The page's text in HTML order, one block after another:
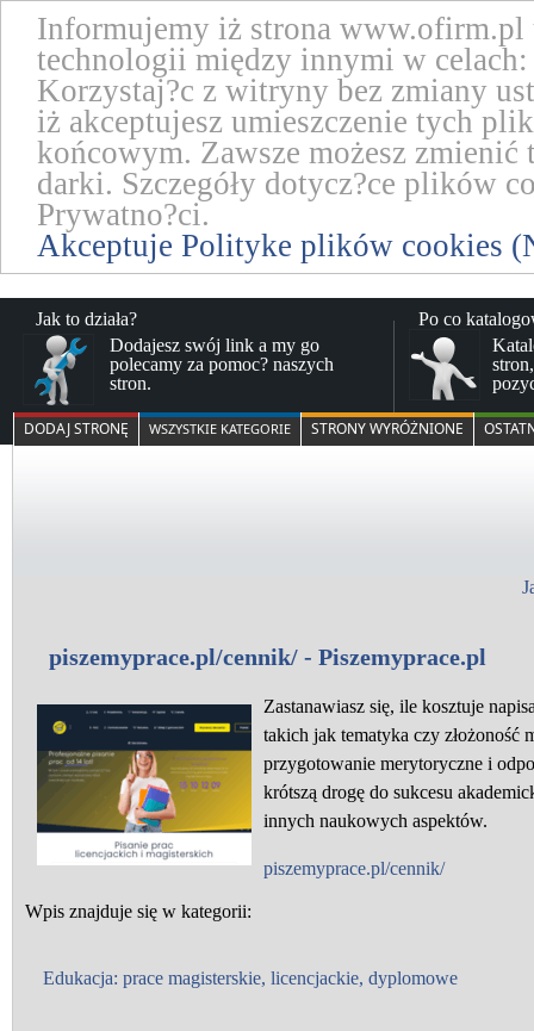
Informujemy iż strona
technologii między innymi w celach:
Korzystaj?c z witryny bez zmiany
iż akceptujesz umieszczenie tych
końcowym. Zawsze możesz
darki. Szczegóły dotycz?ce plików
Prywatno?ci.
Akceptuje Polityke plików cookies
Jak to działa?
Dodajesz swój link a my go
polecamy za pomoc? naszych
stron.
Po co
DODAJ STRONĘ WSZYSTKIE KATEGORIE STRONY WYRÓŻNIONE
piszemyprace.pl/cennik/ - Piszemyprace.pl
Zastanawiasz się, ile kosztuje
takich jak tematyka czy złożoność
przygotowanie merytoryczne i
krótszą drogę do sukcesu
innych naukowych aspektów.
piszemyprace.pl/cennik/
Wpis znajduje się w kategorii:
Edukacja: prace magisterskie, licencjackie, dyplomowe